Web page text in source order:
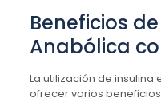
Beneficios
Anabólica
La utilización de
ofrecer varios